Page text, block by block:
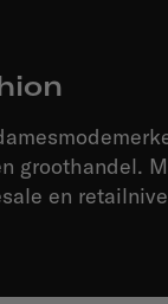
groothandel.
en